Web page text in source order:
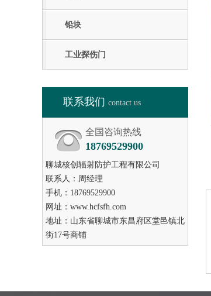
铅块
工业探伤门
联系我们 contact us
全国咨询热线
18769529900
聊城核创辐射防护工程有限公司
联系人：周经理
手机：18769529900
网址：www.hcfsfh.com
地址：山东省聊城市东昌府区堂邑镇北
街17号商铺